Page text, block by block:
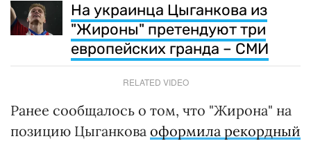
На украинца Цыганкова из
"Жироны" претендуют три
европейских гранда – СМИ
RELATED VIDEO
Ранее сообщалось о том, что "Жирона" на
позицию Цыганкова оформила рекордный